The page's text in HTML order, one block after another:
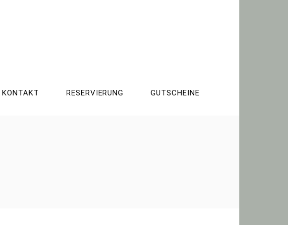
KONTAKT RESERVIERUNG GUTSCHEINE